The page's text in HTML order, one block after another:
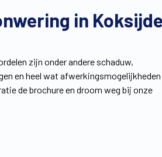
in Koksijde
zijn onder andere schaduw,
en heel wat afwerkingsmogelijkheden
de brochure en droom weg bij onze